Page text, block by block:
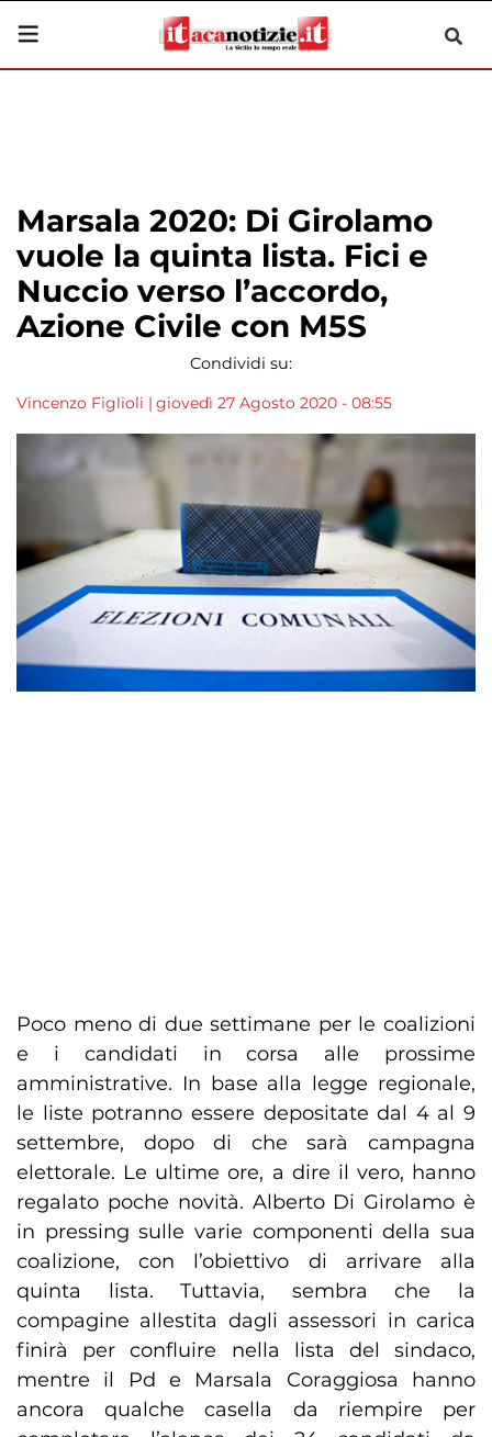
Marsala 2020: Di Girolamo
vuole la quinta lista. Fici e
Nuccio verso l’accordo,
Azione Civile con M5S
Condividi su:
Vincenzo Figlioli | giovedì 27 Agosto 2020 - 08:55
Poco meno di due settimane per le coalizioni
e i candidati in corsa alle prossime
amministrative. In base alla legge regionale,
le liste potranno essere depositate dal 4 al 9
settembre, dopo di che sarà campagna
elettorale. Le ultime ore, a dire il vero, hanno
regalato poche novità. Alberto Di Girolamo è
in pressing sulle varie componenti della sua
coalizione, con l’obiettivo di arrivare alla
quinta lista. Tuttavia, sembra che la
compagine allestita dagli assessori in carica
finirà per confluire nella lista del sindaco,
mentre il Pd e Marsala Coraggiosa hanno
ancora qualche casella da riempire per